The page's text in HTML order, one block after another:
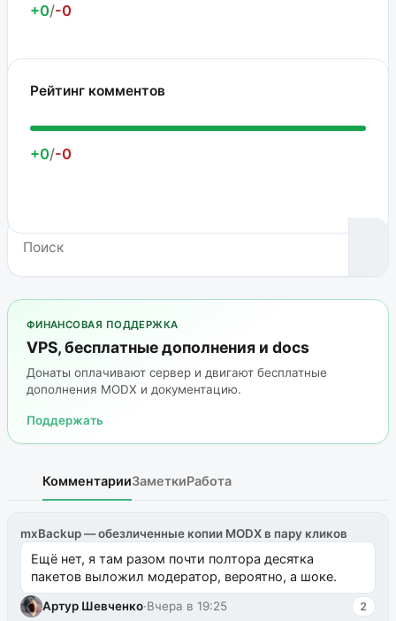
+0/-0
Рейтинг комментов
+0/-0
ФИНАНСОВАЯ ПОДДЕРЖКА
VPS, бесплатные дополнения и docs
Донаты оплачивают сервер и двигают бесплатные
дополнения MODX и документацию.
Поддержать
КомментарииЗаметкиРабота
mxBackup — обезличенные копии MODX в пару кликов
Ещё нет, я там разом почти полтора десятка
пакетов выложил модератор, вероятно, а шоке.
Артур Шевченко·Вчера в 19:25 2